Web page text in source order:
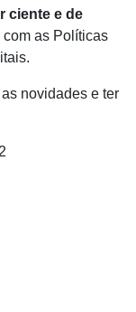
ciente e de
com as Políticas
novidades e ter